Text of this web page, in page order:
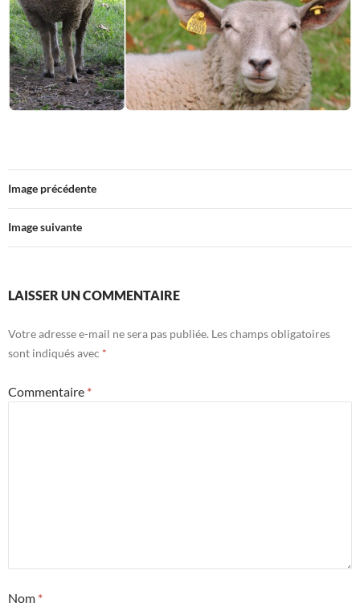
Image précédente
Image suivante
LAISSER UN COMMENTAIRE
Votre adresse e-mail ne sera pas publiée. Les champs obligatoires
sont indiqués avec *
Commentaire *
Nom *